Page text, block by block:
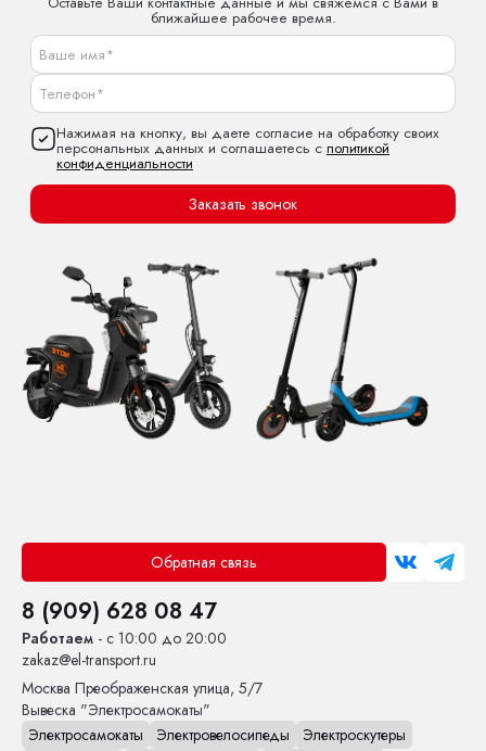
ближайшее рабочее время.
Нажимая на кнопку, вы даете согласие на обработку своих
персональных данных и соглашаетесь с политикой
конфиденциальности
Заказать звонок
Обратная связь
8 (909) 628 08 47
Работаем - с 10:00 до 20:00
zakaz@el-transport.ru
Москва Преображенская улица, 5/7
Вывеска "Электросамокаты"
Электросамокаты
Электровелосипеды
Электроскутеры